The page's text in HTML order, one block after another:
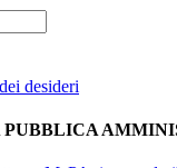
desideri
PUBBLICA